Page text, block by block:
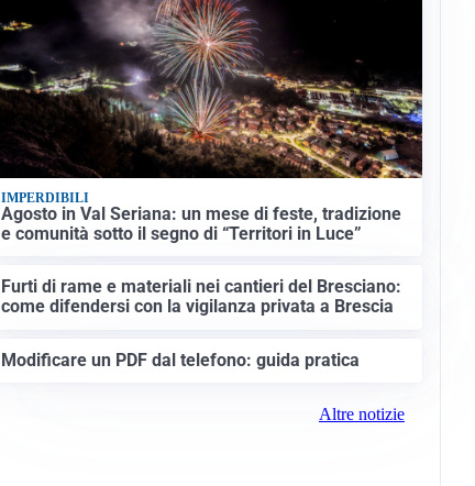
IMPERDIBILI
Agosto in Val Seriana: un mese di feste, tradizione
e comunità sotto il segno di “Territori in Luce”
Furti di rame e materiali nei cantieri del Bresciano:
come difendersi con la vigilanza privata a Brescia
Modificare un PDF dal telefono: guida pratica
Altre notizie